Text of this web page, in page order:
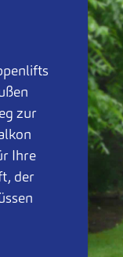
zur
Ihre
der